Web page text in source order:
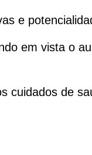
e
em vista o
cuidados de